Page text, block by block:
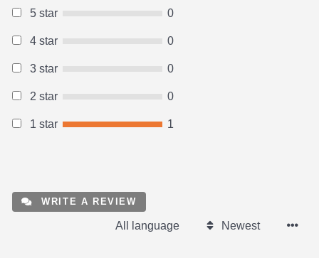
5 star 0
4 star 0
3 star 0
2 star 0
1 star 1
WRITE A REVIEW
All language Newest